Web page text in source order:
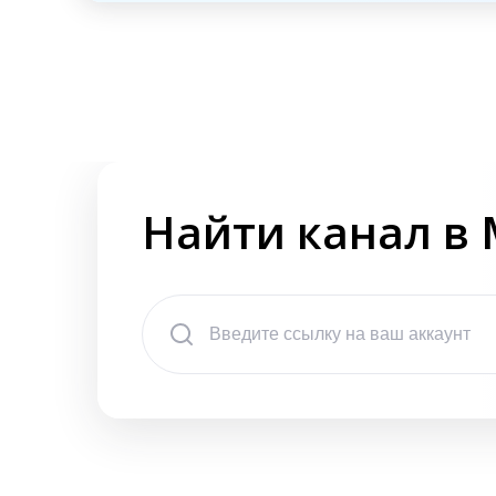
Найти канал в